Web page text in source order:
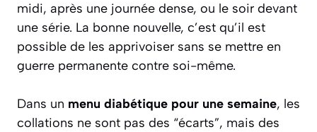
midi, après une journée dense, ou le soir devant
une série. La bonne nouvelle, c’est qu’il est
possible de les apprivoiser sans se mettre en
guerre permanente contre soi-même.
Dans un menu diabétique pour une semaine, les
collations ne sont pas des “écarts”, mais des